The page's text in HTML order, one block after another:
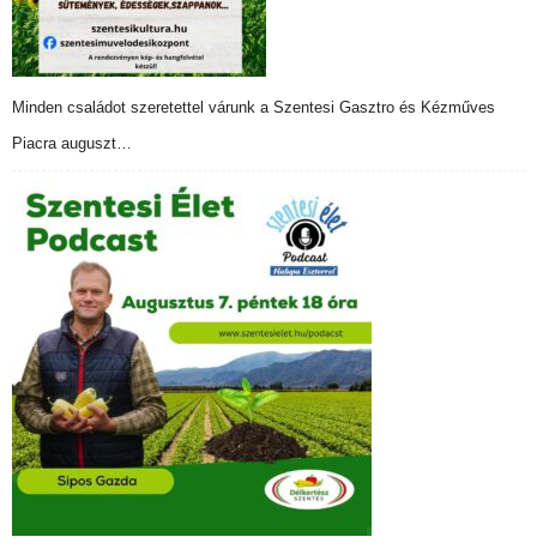
Minden családot szeretettel várunk a Szentesi Gasztro és Kézműves
Piacra auguszt…